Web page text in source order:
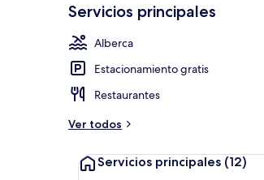
Servicios principales
Alberca
Estacionamiento gratis
Restaurantes
Ver todos
Servicios principales (12)